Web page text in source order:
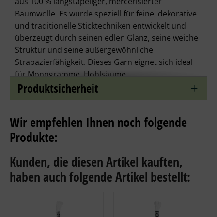
Baumwolle. Es wurde speziell für feine, dekorative
und traditionelle Sticktechniken entwickelt und
überzeugt durch seinen edlen Glanz, seine weiche
Struktur und seine außergewöhnliche
Strapazierfähigkeit. Dieses Garn eignet sich ideal
für Monogramme, Hohlsäume,
Durchbruchstickerei, Ajourarbeiten, Klöppeln und
viele weitere filigrane Handarbeitsprojekte.
DMC Vierfach-Stickgarn wird in vier Stärken
angeboten, wobei 16 die dickste und 30 die
dünnste Stärke ist.
Produktmerkmale
Produktsicherheit
Wir empfehlen Ihnen noch folgende
Produkte:
Kunden, die diesen Artikel kauften,
haben auch folgende Artikel bestellt: